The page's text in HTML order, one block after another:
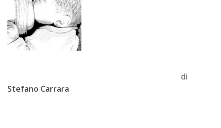
di
Stefano Carrara